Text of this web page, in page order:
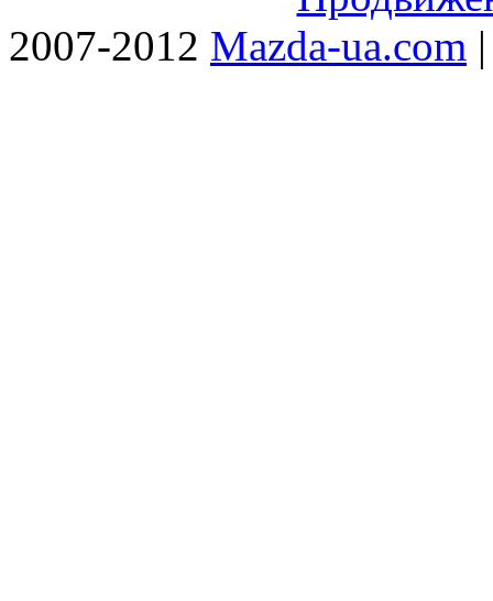
2007-2012 Mazda-ua.com